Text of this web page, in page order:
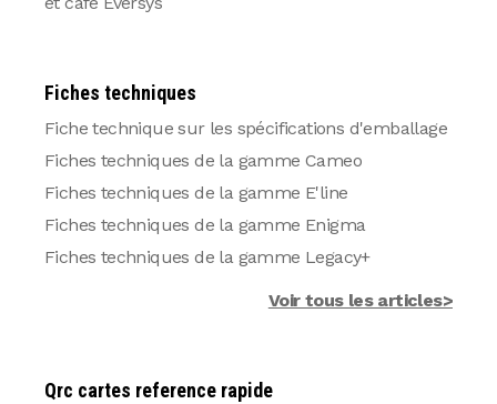
Fiches techniques
Fiche technique sur les spécifications d'emballage
Fiches techniques de la gamme Cameo
Fiches techniques de la gamme E'line
Fiches techniques de la gamme Enigma
Fiches techniques de la gamme Legacy+
Voir tous les articles>
Qrc cartes reference rapide